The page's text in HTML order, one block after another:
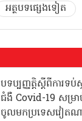
អត្ថបទផ្សេងទៀត
បទប្បញ្ញត្តិស្តីពីការទប់ស្
ជំងឺ Covid-19 សម្រ
ចូលមកប្រទេសវៀត